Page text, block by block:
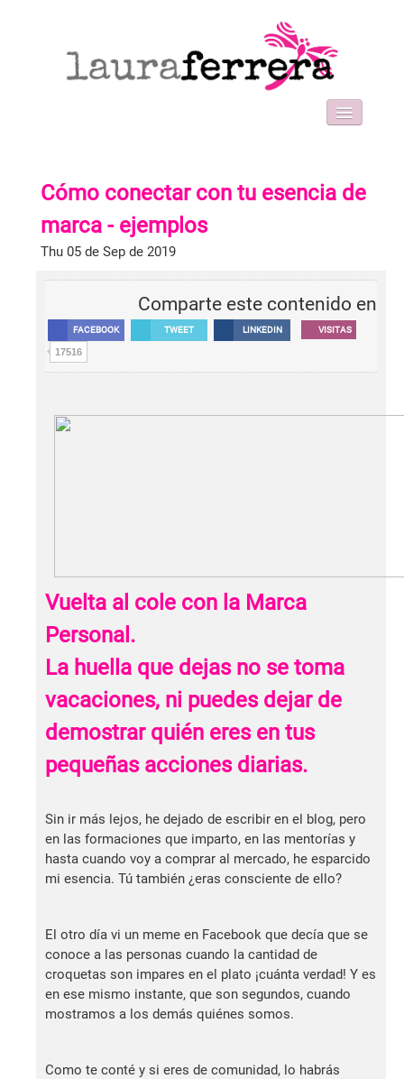
WORK WITH ME
FORMACIONES
BLOG
Cómo conectar con tu esencia de
marca - ejemplos
Thu 05 de Sep de 2019
Comparte este contenido en
FACEBOOK TWEET LINKEDIN VISITAS
17516
Vuelta al cole con la Marca
Personal.
La huella que dejas no se toma
vacaciones, ni puedes dejar de
demostrar quién eres en tus
pequeñas acciones diarias.
Sin ir más lejos, he dejado de escribir en el blog, pero
en las formaciones que imparto, en las mentorías y
hasta cuando voy a comprar al mercado, he esparcido
mi esencia. Tú también ¿eras consciente de ello?
El otro día vi un meme en Facebook que decía que se
conoce a las personas cuando la cantidad de
croquetas son impares en el plato ¡cuánta verdad! Y es
en ese mismo instante, que son segundos, cuando
mostramos a los demás quiénes somos.
Como te conté y si eres de comunidad, lo habrás